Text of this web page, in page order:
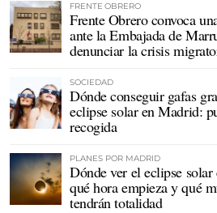
FRENTE OBRERO
Frente Obrero convoca
ante la Embajada de
denunciar la crisis
SOCIEDAD
Dónde conseguir gafas
eclipse solar en Madrid:
recogida
PLANES POR MADRID
Dónde ver el eclipse
qué hora empieza y qué
tendrán totalidad